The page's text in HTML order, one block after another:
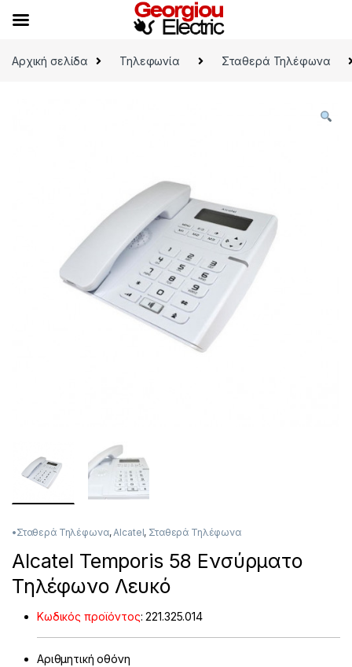
Αρχική σελίδα
Τηλεφωνία Σταθερά Τηλέφωνα
•Σταθερά Τηλέφωνα,Alcatel, Σταθερά Τηλέφωνα
Alcatel Temporis 58 Ενσύρματο
Τηλέφωνο Λευκό
Κωδικός προϊόντος:221.325.014
Αριθμητική οθόνη